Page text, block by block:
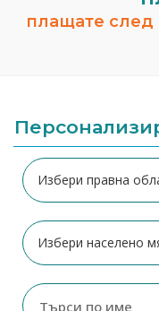
плащате след